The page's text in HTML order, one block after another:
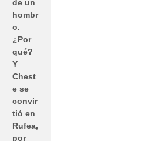
de un
hombr
o.
¿Por
qué?
Y
Chest
e se
convir
tió en
Rufea,
por